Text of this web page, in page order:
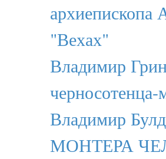
"Вехах"
Владимир
черносотенца-
Владимир
МОНТЕРА